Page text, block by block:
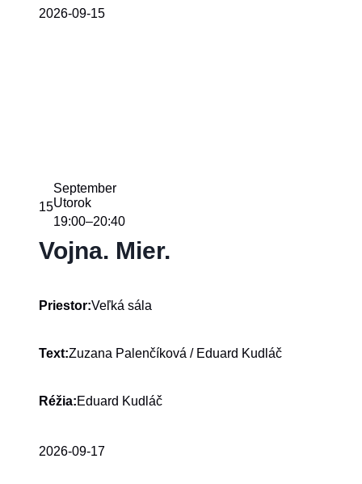
2026-09-15
15
September
Utorok
19:00–20:40
Vojna. Mier.
Priestor:Veľká sála
Text:Zuzana Palenčíková / Eduard Kudláč
Réžia:Eduard Kudláč
2026-09-17